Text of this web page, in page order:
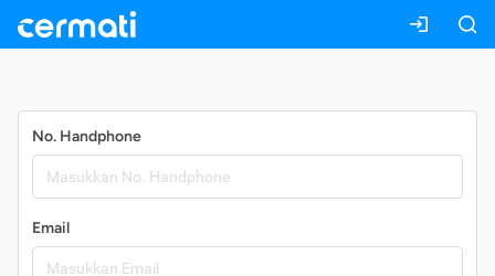
No. Handphone
Email